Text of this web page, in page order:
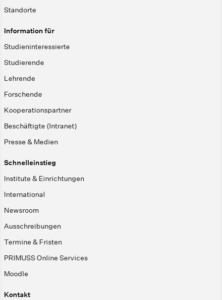
Standorte
Information für
Studieninteressierte
Studierende
Lehrende
Forschende
Kooperationspartner
Beschäftigte (Intranet)
Presse & Medien
Schnelleinstieg
Institute & Einrichtungen
International
Newsroom
Ausschreibungen
Termine & Fristen
PRIMUSS Online Services
Moodle
Kontakt